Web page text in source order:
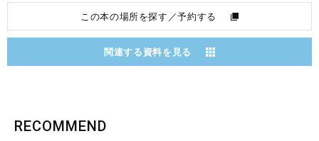
この本の場所を探す／予約する
関連する資料を見る
RECOMMEND